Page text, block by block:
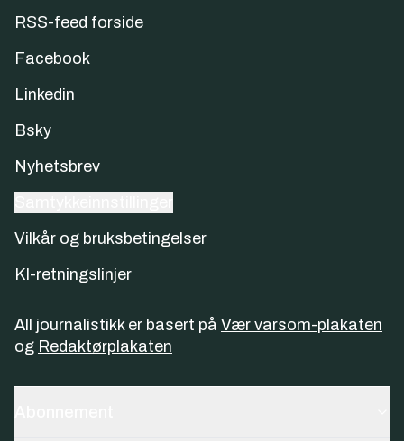
RSS-feed forside
Facebook
Linkedin
Bsky
Nyhetsbrev
Vilkår og bruksbetingelser
KI-retningslinjer
All journalistikk er basert på Vær varsom-plakaten
og Redaktørplakaten